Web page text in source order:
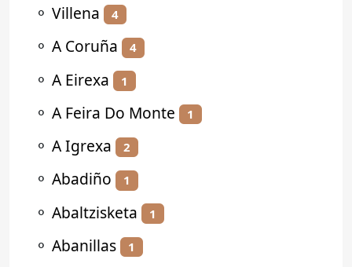
⚬ Villena 4
⚬ A Coruña 4
⚬ A Eirexa 1
⚬ A Feira Do Monte 1
⚬ A Igrexa 2
⚬ Abadiño 1
⚬ Abaltzisketa 1
⚬ Abanillas 1